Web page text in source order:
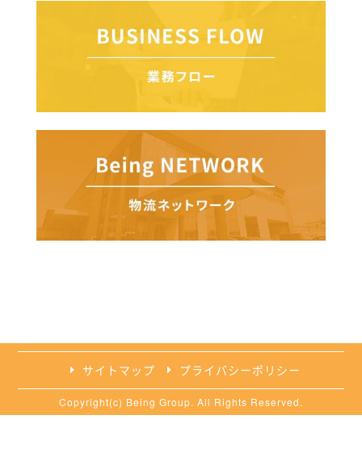
サイトマップ プライバシーポリシー
Copyright(c) Being Group. All Rights Reserved.